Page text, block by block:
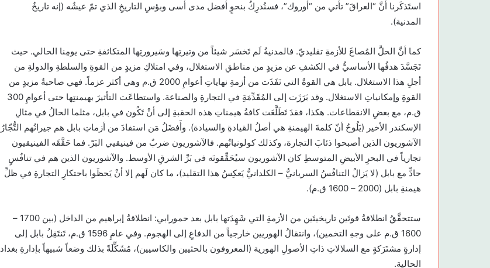
استَذكَرنا أنَّ “العراقَ” تأتي من “أوروك”، فسنُدرِكُ بنحوٍ أفضل مدى أسى وبؤسِ التاريخِ الذي تمّ عيشُه (إنه تاريخُ
المدنية).
كما أنَّ الحلَّ المُصاغَ للأزمةِ تقليديّ. فالمدنيةُ لَم تَخسَر شيئاً من وتيرتِها وسَيرورتِها المتكاثفةِ حتى يومِنا الحالي. حيث
تَجَسَّدَ هدفُها الأساسيُّ في الكشفِ عن مزيدٍ من مناطقِ الاستغلال، وفي امتلاكِ مزيدٍ من القوةِ والسلطةِ والدولةِ من
أجلِ هذا الاستغلال. بابل هي القوةُ التي نَفَذَت من أزمةِ نهاياتِ أعوامِ 2000 ق.م وهي أكثر عزماً. فهي صاحبةُ مزيدٍ من
القوةِ وإمكانياتِ الاستغلال. وقد بَرَزَت إلى المُقَدِّمَةِ في التجارةِ والصناعة. واستطاعَت التأثيرَ بهيمنتِها حتى أعوامِ 300
ق.م، مع بعضِ الانقطاعات. هكذا، فقدَ تَطَلَّعَت كافةُ هيمناتِ هذه الحقبةِ إلى أنْ تَكُون في بابل، مثلما الحالُ في مثالِ
الإسكندر الأخير (يَلُوحُ أنّ كلمةَ الهيمنةِ هي أصلُ القيادةِ والسيادة). وأَفضَلُ مَن استفادَ من أزماتِ بابل هم جيرانُهم التُّجّارُ
الآشوريون الذين أصبحوا ذئابَ التجارة، وكذلك كولونياتُهم. فالآشوريون ضربٌ من فينيقيي البَرّ. فما حَقَّقَه الفينيقيون
تجارياً في البحرِ الأبيضِ المتوسطِ كان الآشوريون سيُحَقِّقونَه في بَرِّ الشرقِ الأوسط. والآشوريون الذين هم في تنافُسٍ
حادٍّ مع بابل (لا يَزالُ التنافُسُ السريانيُّ – الكلدانيُّ يَعكِسُ هذا التقليد)، ما كان لَهم إلا أنْ يَحظَوا باحتكارِ التجارةِ في ظلِّ
هيمنةِ بابل (2000 – 1600 ق.م).
ستتحقَّقُ انطلاقةُ قوتَين تاريخيتَين من الأزمةِ التي شَهِدَتها بابل بعد حمورابي: انطلاقةُ إبراهيم من الداخل (بين 1700 –
1600 ق.م على وجهِ التخمين)، وانتقالُ الهوريين خارجياً من الدفاعِ إلى الهجوم. وفي عامِ 1596 ق.م، تَنتَقِلُ بابل إلى
إدارةٍ مشتَرَكةٍ مع السلالاتِ ذاتِ الأصولِ الهورية (المعروفون بالحثيين والكاسيين)، مُشَكِّلَةً بذلك وضعاً شبيهاً بإدارةِ بغداد
الحالية.